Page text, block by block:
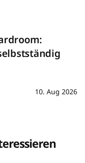
10. Aug 2026